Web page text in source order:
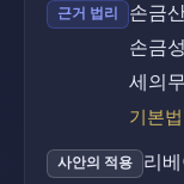
근거 법리
손금
손금
세의
기본
사안의 적용
리